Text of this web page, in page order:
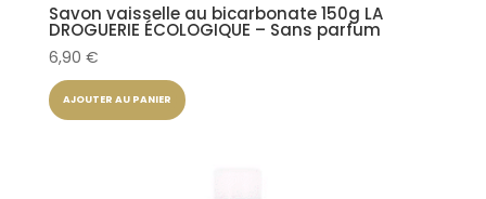
Savon vaisselle au bicarbonate 150g LA
DROGUERIE ÉCOLOGIQUE – Sans parfum
6,90 €
AJOUTER AU PANIER